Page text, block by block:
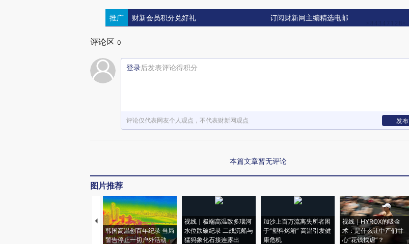
推广 财新会员积分兑好礼 订阅财新网主编精选电邮
评论区 0
登录后发表评论得积分
评论仅代表网友个人观点，不代表财新网观点 发布
本篇文章暂无评论
图片推荐
韩国高温创百年纪录 当局
警告停止一切户外活动
视线｜极端高温致多瑙河
水位跌破纪录 二战沉船与
猛犸象化石接连露出
加沙上百万流离失所者困
于“塑料烤箱” 高温引发健
康危机
视线｜HYROX的吸金
术：是什么让中产们甘
心“花钱找虐”？